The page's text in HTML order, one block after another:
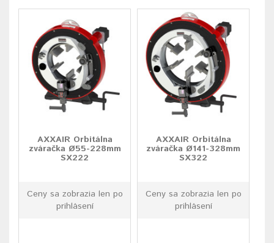
AXXAIR Orbitálna
zváračka Ø55-228mm
SX222
Ceny sa zobrazia len po
prihlásení
AXXAIR Orbitálna
zváračka Ø141-328mm
SX322
Ceny sa zobrazia len po
prihlásení